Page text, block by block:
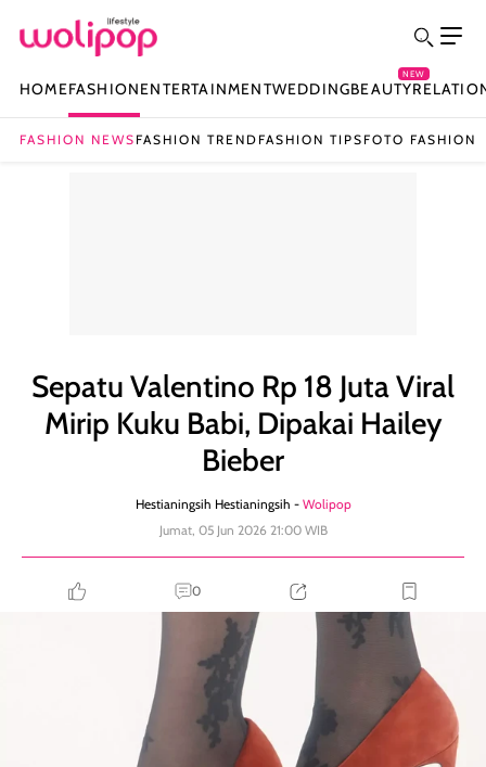
HOMEFASHIONENTERTAINMENTWEDDINGBEAUTY
NEW
FASHION NEWS FASHION TREND FASHION TIPS FOTO FASHION
Sepatu Valentino Rp 18 Juta Viral
Mirip Kuku Babi, Dipakai Hailey
Bieber
Hestianingsih Hestianingsih - Wolipop
Jumat, 05 Jun 2026 21:00 WIB
0